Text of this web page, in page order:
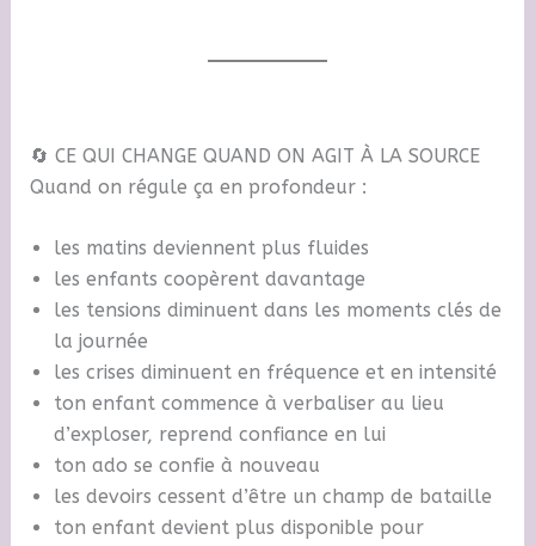
🔄 CE QUI CHANGE QUAND ON AGIT À LA SOURCE
Quand on régule ça en profondeur :
les matins deviennent plus fluides
les enfants coopèrent davantage
les tensions diminuent dans les moments clés de
la journée
les crises diminuent en fréquence et en intensité
ton enfant commence à verbaliser au lieu
d’exploser, reprend confiance en lui
ton ado se confie à nouveau
les devoirs cessent d’être un champ de bataille
ton enfant devient plus disponible pour